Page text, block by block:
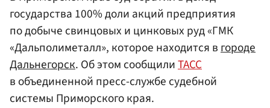
государства 100% доли акций предприятия
по добыче свинцовых и цинковых руд «ГМК
«Дальполиметалл», которое находится вгороде
Дальнегорск. Об этом сообщилиТАСС
в объединенной пресс-службе судебной
системы Приморского края.